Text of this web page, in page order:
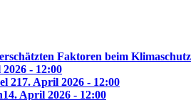
Faktoren beim
- 12:00
217. April 2026 - 12:00
14. April 2026 - 12:00